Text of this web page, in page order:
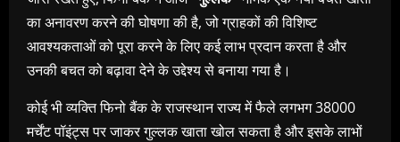
का अनावरण करने की घोषणा की है, जो ग्राहकों की विशिष्ट
आवश्यकताओं को पूरा करने के लिए कई लाभ प्रदान करता है और
उनकी बचत को बढ़ावा देने के उद्देश्य से बनाया गया है।
कोई भी व्यक्ति फिनो बैंक के राजस्थान राज्य में फैले लगभग 38000
मर्चेंट पॉइंट्स पर जाकर गुल्लक खाता खोल सकता है और इसके लाभों